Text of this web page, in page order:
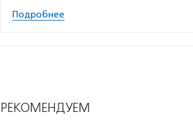
Подробнее
РЕКОМЕНДУЕМ